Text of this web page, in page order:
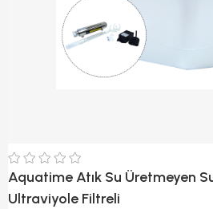
Aquatime Atık Su Üretmeyen
Ultraviyole Filtreli